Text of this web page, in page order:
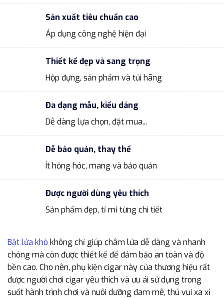
Sản xuất tiêu chuẩn cao
Áp dụng công nghệ hiện đại
Thiết kế đẹp và sang trọng
Hộp đựng, sản phẩm và túi hãng
Đa dạng mẫu, kiểu dáng
Dễ dàng lựa chọn, đặt mua...
Dễ bảo quản, thay thế
Ít hỏng hóc, mang và bảo quản
Được người dùng yêu thích
Sản phẩm đẹp, tỉ mỉ từng chi tiết
Bật lửa khò không chỉ giúp châm lửa dễ dàng và nhanh
chóng mà còn được thiết kế để đảm bảo an toàn và độ
bền cao. Cho nên, phụ kiện cigar này của thương hiệu rất
được người chơi cigar yêu thích và ưu ái sử dụng trong
suốt hành trình chơi và nuôi dưỡng đam mê, thú vui xa xỉ